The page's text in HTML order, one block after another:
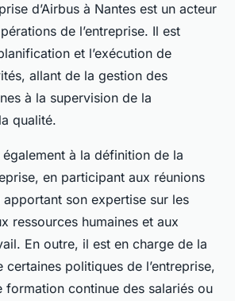
d’Airbus à Nantes est un acteur
de l’entreprise. Il est
et l’exécution de
allant de la gestion des
à la supervision de la
qualité.
à la définition de la
en participant aux réunions
son expertise sur les
ressources humaines et aux
En outre, il est en charge de la
politiques de l’entreprise,
formation continue des salariés ou